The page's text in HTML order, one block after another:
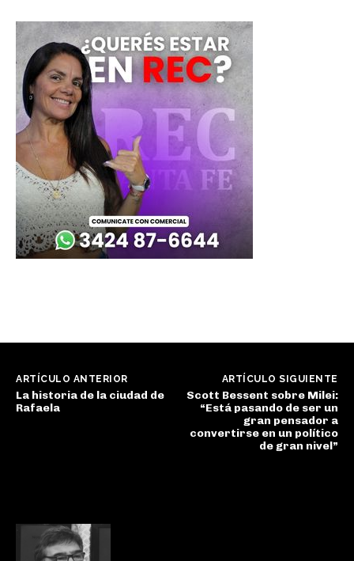
ARTÍCULO ANTERIOR
La historia de la ciudad de
Rafaela
ARTÍCULO SIGUIENTE
Scott Bessent sobre Milei:
“Está pasando de ser un
gran pensador a
convertirse en un político
de gran nivel”